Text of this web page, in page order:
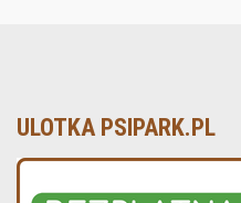
ULOTKA PSIPARK.PL